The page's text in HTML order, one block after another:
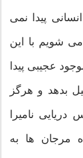
پیدا نمی
شویم با این
عجیبی پیدا
بدهد و هرگز
دریایی نامیرا
مرجان ها به